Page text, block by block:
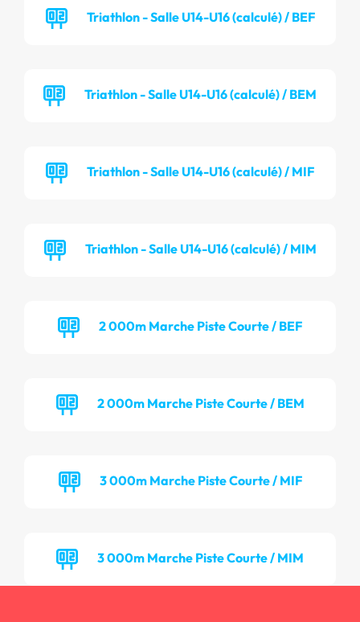
Triathlon - Salle U14-U16 (calculé) / BEF
Triathlon - Salle U14-U16 (calculé) / BEM
Triathlon - Salle U14-U16 (calculé) / MIF
Triathlon - Salle U14-U16 (calculé) / MIM
2 000m Marche Piste Courte / BEF
2 000m Marche Piste Courte / BEM
3 000m Marche Piste Courte / MIF
3 000m Marche Piste Courte / MIM